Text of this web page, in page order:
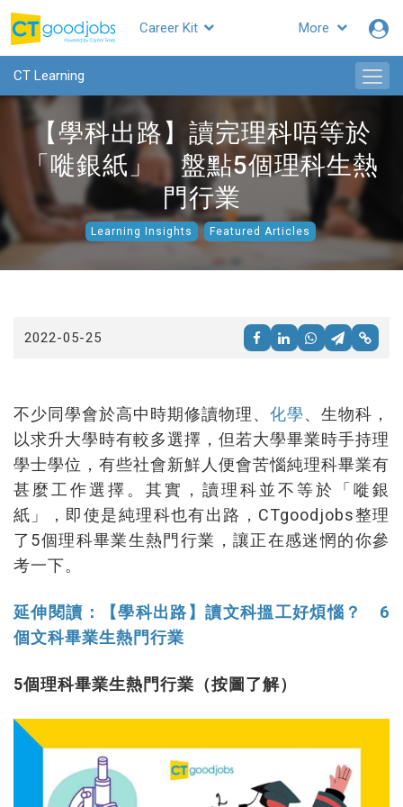
More
CTgoodjobs
Career Kit
CT Learning
【學科出路】讀完理科唔等於
「嘥銀紙」 盤點5個理科生熱
門行業
Learning Insights Featured Articles
2022-05-25
不少同學會於高中時期修讀物理、 化學、生物科，
以求升大學時有較多選擇，但若大學畢業時手持理
學士學位，有些社會新鮮人便會苦惱純理科畢業有
甚麼工作選擇。其實，讀理科並不等於「嘥銀
紙」，即使是純理科也有出路，CTgoodjobs整理
了5個理科畢業生熱門行業，讓正在感迷惘的你參
考一下。
延伸閱讀：【學科出路】讀文科搵工好煩惱？ 6
個文科畢業生熱門行業
5個理科畢業生熱門行業（按圖了解）